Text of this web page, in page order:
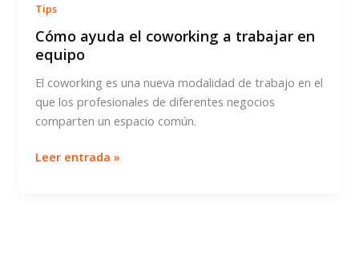
fix
Tips
Cómo ayuda el coworking a trabajar en
equipo
El coworking es una nueva modalidad de trabajo en el
que los profesionales de diferentes negocios
comparten un espacio común.
Cómo
Leer entrada »